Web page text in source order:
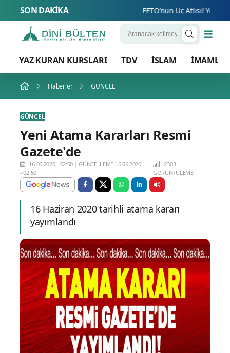
SON DAKİKA FETÖ’nün Üç Atlısı! Yeni
YAZ KURAN KURSLARI TDV İSLAM İMAMLAR
Haberler GÜNCEL
GÜNCEL
Yeni Atama Kararları Resmi
Gazete'de
16.06.2020 - 02:50 |GÜNCELLEME:16.06.2020
- 02:50
2303
GÖRÜNTÜLEME
16 Haziran 2020 tarihli atama kararı
yayımlandı